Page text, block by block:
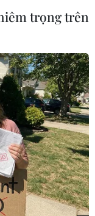
Đau thương
nét mặt hân
khủng bố cướp
ra cách đây 14
trọng trên